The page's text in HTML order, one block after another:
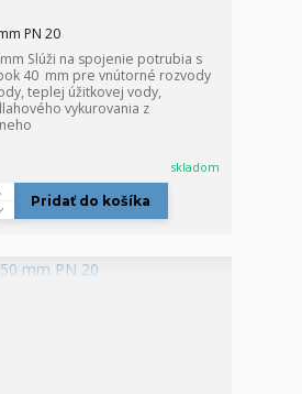
PN 20
Slúži na spojenie potrubia s
40 mm pre vnútorné rozvody
teplej úžitkovej vody,
vykurovania z
skladom
Pridať do košíka